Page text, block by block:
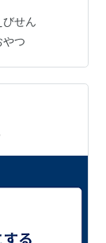
地域は、
という。
いる。そし
。 春先に植
木もあ
種が成…
びせん
やつ